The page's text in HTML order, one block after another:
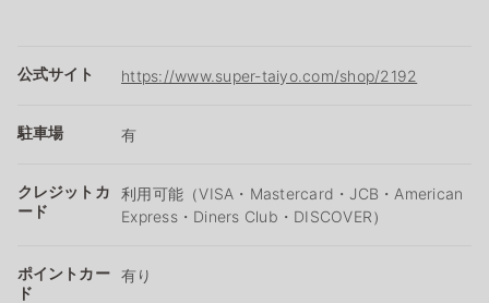
公式サイト https://www.super-taiyo.com/shop/2192
駐車場 有
クレジットカ
ード
利用可能（VISA・Mastercard・JCB・American
Express・Diners Club・DISCOVER）
ポイントカー
ド
有り